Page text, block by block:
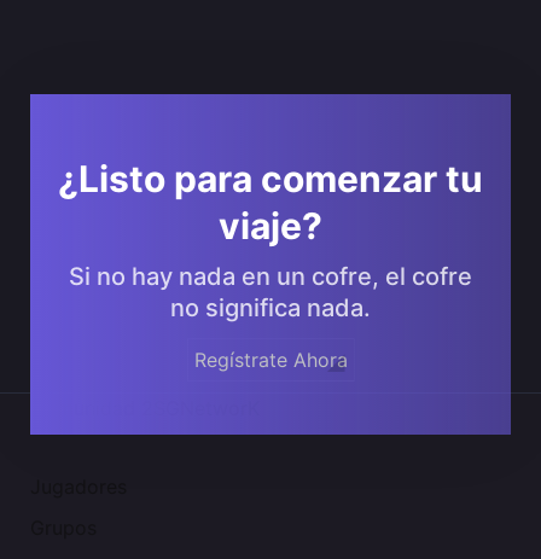
¿Listo para comenzar tu
viaje?
Si no hay nada en un cofre, el cofre
no significa nada.
Regístrate Ahora